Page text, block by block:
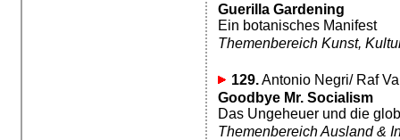
Guerilla Gardening
Ein botanisches Manifest
Themenbereich Kunst,
129.Antonio Negri/ Raf
Goodbye Mr. Socialism
Das Ungeheuer und die
Themenbereich Ausland &